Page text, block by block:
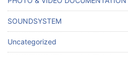
SOUNDSYSTEM
Uncategorized